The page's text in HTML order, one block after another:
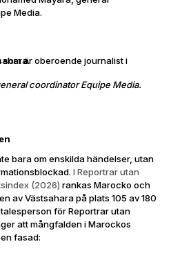
Media.
coordinator Equipe Media.
bara om enskilda händelser, utan
I Reportrar utan
(2026) rankas Marocko och
av Västsahara på plats 105 av 180
för Reportrar utan
att mångfalden i Marockos
fasad: